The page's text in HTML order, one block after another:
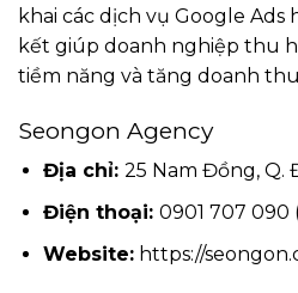
khai các dịch vụ Google Ads
kết giúp doanh nghiệp thu
tiềm năng và tăng doanh
Seongon Agency
Địa chỉ: 25 Nam Đồng, Q.
Điện thoại: 0901 707 090
Website:https://